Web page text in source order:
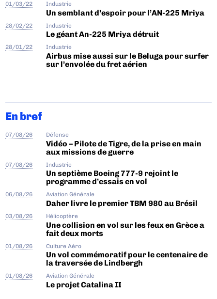
01/03/22 Industrie
Un semblant d’espoir pour l’AN-225 Mriya
28/02/22 Industrie
Le géant An-225 Mriya détruit
28/01/22 Industrie
Airbus mise aussi sur le Beluga pour surfer
sur l’envolée du fret aérien
En bref
07/08/26 Défense
Vidéo – Pilote de Tigre, de la prise en main
aux missions de guerre
07/08/26 Industrie
Un septième Boeing 777-9 rejoint le
programme d’essais en vol
06/08/26 Aviation Générale
Daher livre le premier TBM 980 au Brésil
03/08/26 Hélicoptère
Une collision en vol sur les feux en Grèce a
fait deux morts
01/08/26 Culture Aéro
Un vol commémoratif pour le centenaire de
la traversée de Lindbergh
01/08/26 Aviation Générale
Le projet Catalina II